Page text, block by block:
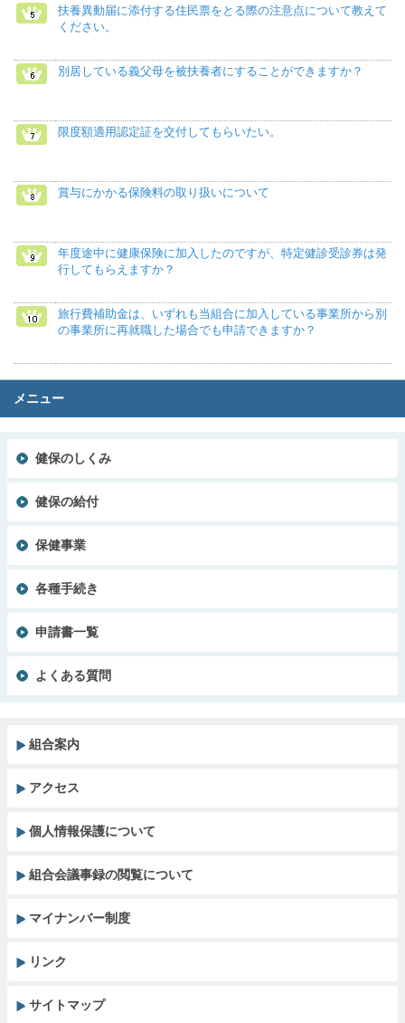
扶養異動届に添付する住民票をとる際の注意点について教えて
ください。
別居している義父母を被扶養者にすることができますか？
限度額適用認定証を交付してもらいたい。
賞与にかかる保険料の取り扱いについて
年度途中に健康保険に加入したのですが、特定健診受診券は発
行してもらえますか？
旅行費補助金は、いずれも当組合に加入している事業所から別
の事業所に再就職した場合でも申請できますか？
メニュー
健保のしくみ
健保の給付
保健事業
各種手続き
申請書一覧
よくある質問
組合案内
アクセス
個人情報保護について
組合会議事録の閲覧について
マイナンバー制度
リンク
サイトマップ